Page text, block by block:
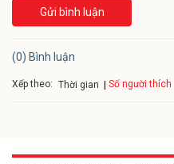
Gửi bình luận
(0) Bình luận
Xếp theo: Thời gian Số người thích